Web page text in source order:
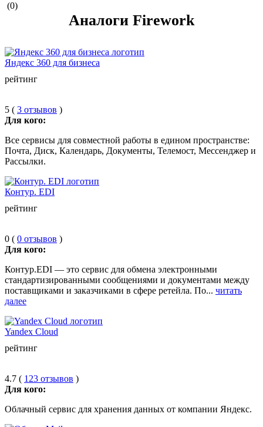
(0)
Аналоги Firework
Яндекс 360 для бизнеса
рейтинг
5 ( 3 отзывов )
Для кого:
Все cервисы для совместной работы в едином пространстве:
Почта, Диск, Календарь, Документы, Телемост, Мессенджер и
Рассылки.
Контур. EDI
рейтинг
0 ( 0 отзывов )
Для кого:
Контур.EDI — это сервис для обмена электронными
стандартизированными сообщениями и документами между
поставщиками и заказчиками в сфере ретейла. По... читать
далее
Yandex Cloud
рейтинг
4.7 ( 123 отзывов )
Для кого:
Облачный сервис для хранения данных от компании Яндекс.